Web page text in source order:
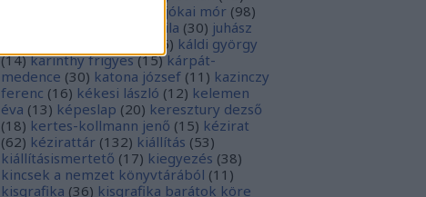
jókai mór (98)
józsef attila (30) juhász
16) káldi györgy
(14) karinthy frigyes (15) kárpát-
medence (30) katona józsef (11 ) kazinczy
ferenc (16) kékesi lászló (12) kelemen
éva (13) képeslap (20) keresztury dezső
(18) kertes-kollmann jenő (15) kézirat
(62) kézirattár (132) kiállítás (53)
kiállításismertető (17) kiegyezés (38)
kincsek a nemzet könyvtárából (11 )
kisgrafika (36) kisgrafika barátok köre